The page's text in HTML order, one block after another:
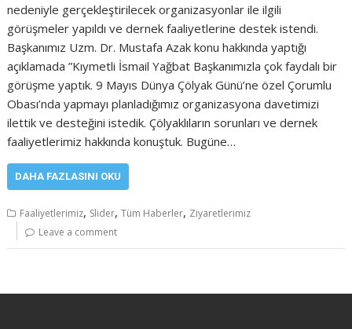
nedeniyle gerçekleştirilecek organizasyonlar ile ilgili
görüşmeler yapıldı ve dernek faaliyetlerine destek istendi.
Başkanımız Uzm. Dr. Mustafa Azak konu hakkında yaptığı
açıklamada ”Kıymetli İsmail Yağbat Başkanımızla çok faydalı bir
görüşme yaptık. 9 Mayıs Dünya Çölyak Günü’ne özel Çorumlu
Obası’nda yapmayı planladığımız organizasyona davetimizi
ilettik ve desteğini istedik. Çölyaklıların sorunları ve dernek
faaliyetlerimiz hakkında konuştuk. Bugüne…
DAHA FAZLASINI OKU
Faaliyetlerimiz, Slider,Tüm Haberler, Ziyaretlerimiz
Leave a comment